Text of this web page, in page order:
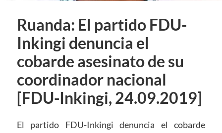
Ruanda: El partido FDU-
Inkingi denuncia el
cobarde asesinato de su
coordinador nacional
[FDU-Inkingi, 24.09.2019]
El partido FDU-Inkingi denuncia el cobarde